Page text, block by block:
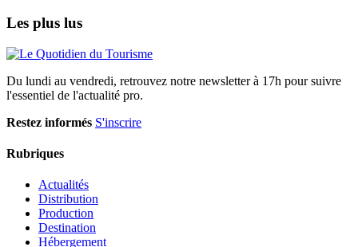
Les plus lus
Du lundi au vendredi, retrouvez notre newsletter à 17h pour suivre
l'essentiel de l'actualité pro.
Restez informés S'inscrire
Rubriques
Actualités
Distribution
Production
Destination
Hébergement